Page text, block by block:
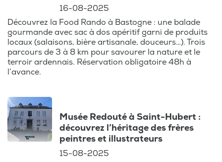
16-08-2025
Découvrez la Food Rando à Bastogne : une balade
gourmande avec sac à dos apéritif garni de produits
locaux (salaisons, bière artisanale, douceurs…). Trois
parcours de 3 à 8 km pour savourer la nature et le
terroir ardennais. Réservation obligatoire 48h à
l’avance.
Musée Redouté à Saint-Hubert :
découvrez l’héritage des frères
peintres et illustrateurs
15-08-2025